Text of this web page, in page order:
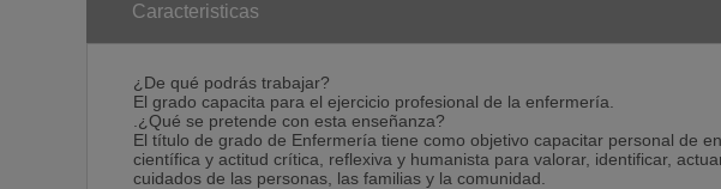
Caracteristicas
¿De qué podrás trabajar?
El grado capacita para el ejercicio profesional de la enfermería.
.¿Qué se pretende con esta enseñanza?
El título de grado de Enfermería tiene como objetivo capacitar personal de
científica y actitud crítica, reflexiva y humanista para valorar, identificar,
cuidados de las personas, las familias y la comunidad.